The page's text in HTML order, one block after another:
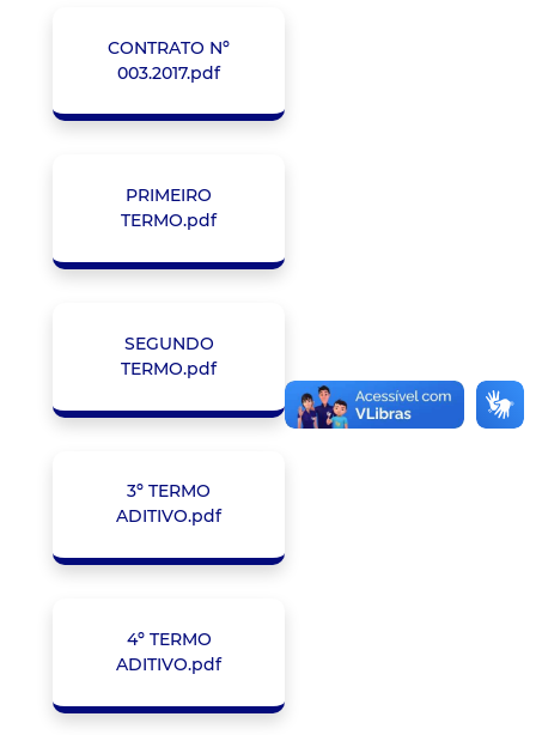
CONTRATO Nº
003.2017.pdf
PRIMEIRO
TERMO.pdf
SEGUNDO
TERMO.pdf
3º TERMO
ADITIVO.pdf
4º TERMO
ADITIVO.pdf